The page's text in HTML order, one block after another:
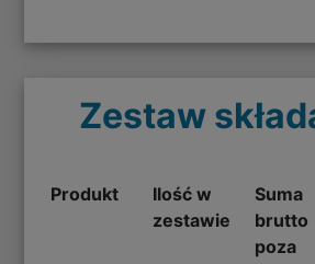
Zestaw
Produkt
Ilość w
zestawie
Suma
brutto
poza